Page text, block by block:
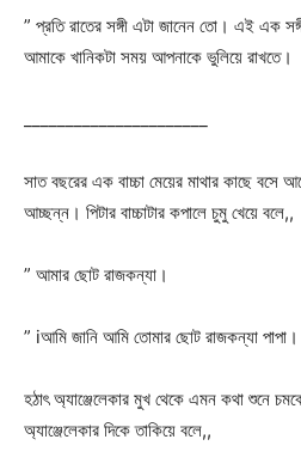
” প্রতি রাতের সঙ্গী এটা জানেন তো। এই এক
আমাকে খানিকটা সময় আপনাকে ভুলিয়ে রাখতে।
সাত বছরের এক বাচ্চা মেয়ের মাথার কাছে বসে
আচ্ছন্ন। পিটার বাচ্চাটার কপালে চুমু খেয়ে বলে,,
” আমার ছোট রাজকন্যা।
” iআমি জানি আমি তোমার ছোট রাজকন্যা পাপা।
হঠাৎ অ্যাঞ্জেলেকার মুখ থেকে এমন কথা শুনে
অ্যাঞ্জেলেকার দিকে তাকিয়ে বলে,,